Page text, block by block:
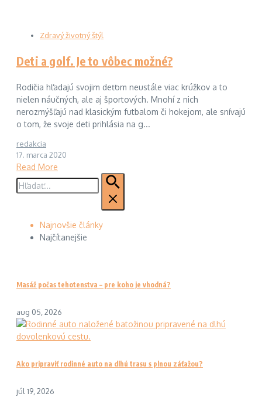
Zdravý životný štýl
Deti a golf. Je to vôbec možné?
Rodičia hľadajú svojim deťom neustále viac krúžkov a to
nielen náučných, ale aj športových. Mnohí z nich
nerozmýšľajú nad klasickým futbalom či hokejom, ale snívajú
o tom, že svoje deti prihlásia na g...
redakcia
17. marca 2020
Read More
Hľadať:
Najnovšie články
Najčítanejšie
Masáž počas tehotenstva – pre koho je vhodná?
aug 05, 2026
Ako pripraviť rodinné auto na dlhú trasu s plnou záťažou?
júl 19, 2026